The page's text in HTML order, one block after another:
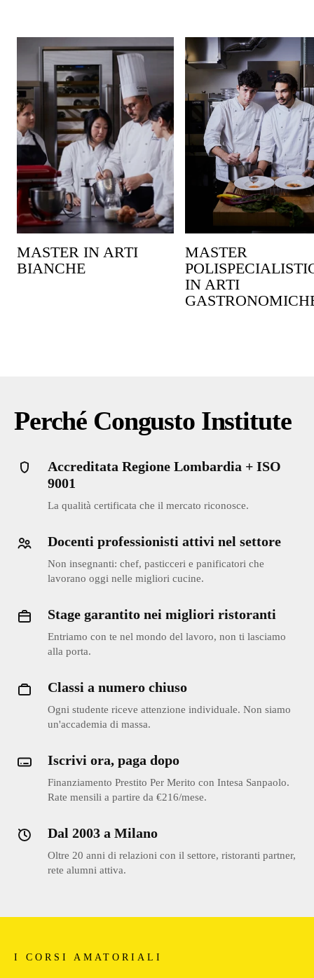
MASTER IN ARTI
BIANCHE
MASTER
IN ARTI
Perché Congusto Institute
Accreditata Regione Lombardia + ISO
9001
La qualità certificata che il mercato riconosce.
Docenti professionisti attivi nel settore
Non insegnanti: chef, pasticceri e panificatori che
lavorano oggi nelle migliori cucine.
Stage garantito nei migliori ristoranti
Entriamo con te nel mondo del lavoro, non ti lasciamo
alla porta.
Classi a numero chiuso
Ogni studente riceve attenzione individuale. Non siamo
un'accademia di massa.
Iscrivi ora, paga dopo
Finanziamento Prestito Per Merito con Intesa Sanpaolo.
Rate mensili a partire da €216/mese.
Dal 2003 a Milano
Oltre 20 anni di relazioni con il settore, ristoranti partner,
rete alumni attiva.
I CORSI AMATORIALI